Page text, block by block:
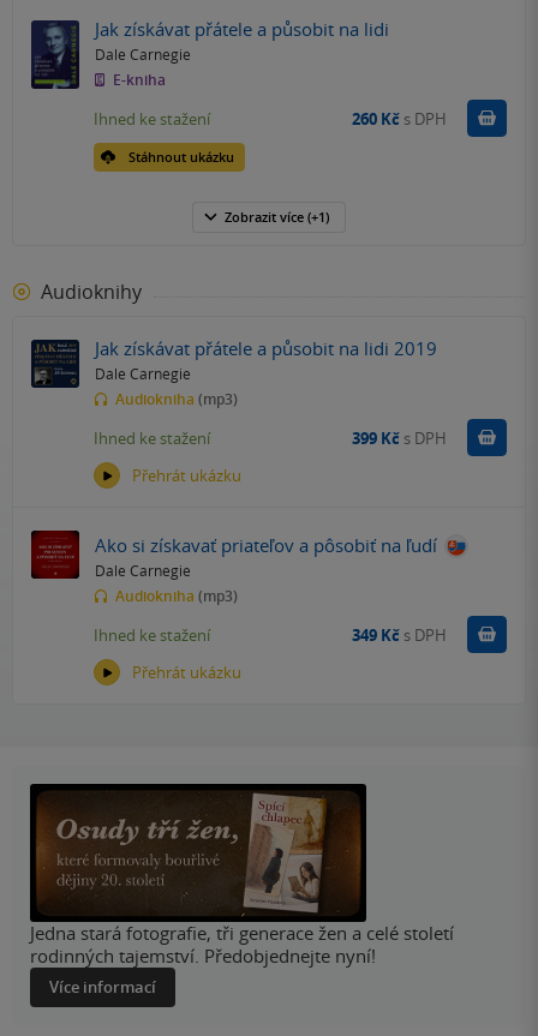
Jak získávat přátele a působit na lidi
Dale Carnegie
E-kniha
Stáhnout ukázku
Ihned ke stažení 260 Kč s DPH Koupit
Zobrazit více (+1)
Audioknihy
Jak získávat přátele a působit na lidi 2019
Dale Carnegie
Audiokniha (mp3)
Přehrát ukázku
Ihned ke stažení 399 Kč s DPH Koupit
Ako si získavať priateľov a pôsobiť na ľudí
Dale Carnegie
Audiokniha (mp3)
Přehrát ukázku
Ihned ke stažení 349 Kč s DPH Koupit
Jedna stará fotografie, tři generace žen a celé století
rodinných tajemství. Předobjednejte nyní!
Více informací